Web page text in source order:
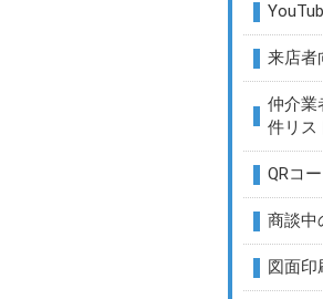
来店者
仲介業
件リス
QRコ
商談中
図面印